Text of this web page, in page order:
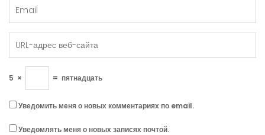
5 × = пятнадцать
Уведомить меня о новых комментариях по email.
Уведомлять меня о новых записях почтой.